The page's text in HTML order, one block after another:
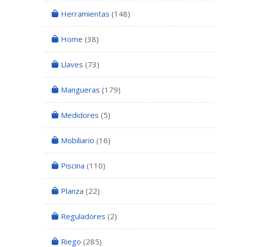
Herramientas (148)
Home (38)
Llaves (73)
Mangueras (179)
Medidores (5)
Mobiliario (16)
Piscina (110)
Planza (22)
Reguladores (2)
Riego (285)